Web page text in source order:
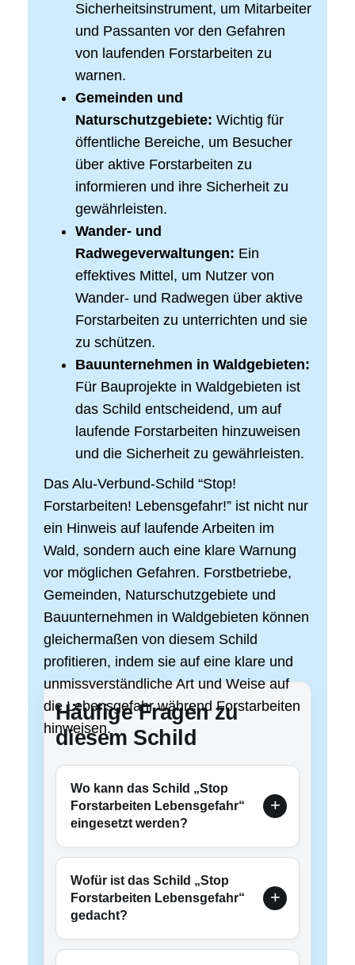
Sicherheitsinstrument, um Mitarbeiter
und Passanten vor den Gefahren
von laufenden Forstarbeiten zu
warnen.
Gemeinden und
Naturschutzgebiete: Wichtig für
öffentliche Bereiche, um Besucher
über aktive Forstarbeiten zu
informieren und ihre Sicherheit zu
gewährleisten.
Wander- und
Radwegeverwaltungen: Ein
effektives Mittel, um Nutzer von
Wander- und Radwegen über aktive
Forstarbeiten zu unterrichten und sie
zu schützen.
Bauunternehmen in Waldgebieten:
Für Bauprojekte in Waldgebieten ist
das Schild entscheidend, um auf
laufende Forstarbeiten hinzuweisen
und die Sicherheit zu gewährleisten.
Das Alu-Verbund-Schild “Stop!
Forstarbeiten! Lebensgefahr!” ist nicht nur
ein Hinweis auf laufende Arbeiten im
Wald, sondern auch eine klare Warnung
vor möglichen Gefahren. Forstbetriebe,
Gemeinden, Naturschutzgebiete und
Bauunternehmen in Waldgebieten können
gleichermaßen von diesem Schild
profitieren, indem sie auf eine klare und
unmissverständliche Art und Weise auf
die Lebensgefahr während Forstarbeiten
hinweisen.
Häufige Fragen zu
diesem Schild
Wo kann das Schild „Stop
Forstarbeiten Lebensgefahr“
eingesetzt werden?
Wofür ist das Schild „Stop
Forstarbeiten Lebensgefahr“
gedacht?